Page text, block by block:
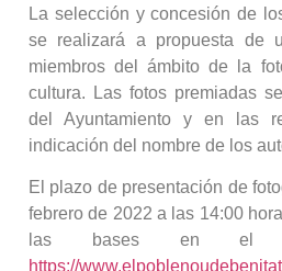
La selección y concesión de
se realizará a propuesta de
miembros del ámbito de la
cultura. Las fotos premiadas
del Ayuntamiento y en las
indicación del nombre de los
El plazo de presentación de
febrero de 2022 a las 14:00
las bases en el
https://